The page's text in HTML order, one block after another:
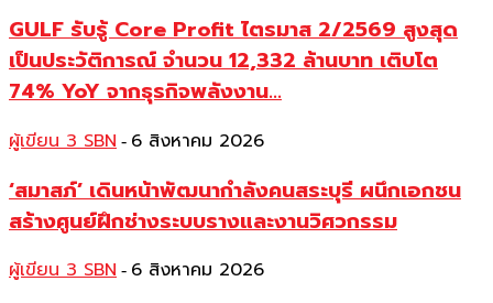
GULF รับรู้ Core Profit ไตรมาส 2/2569 สูงสุด
เป็นประวัติการณ์ จำนวน 12,332 ล้านบาท เติบโต
74% YoY จากธุรกิจพลังงาน...
ผู้เขียน 3 SBN - 6 สิงหาคม 2026
‘สมาสภ์’ เดินหน้าพัฒนากำลังคนสระบุรี ผนึกเอกชน
สร้างศูนย์ฝึกช่างระบบรางและงานวิศวกรรม
ผู้เขียน 3 SBN - 6 สิงหาคม 2026